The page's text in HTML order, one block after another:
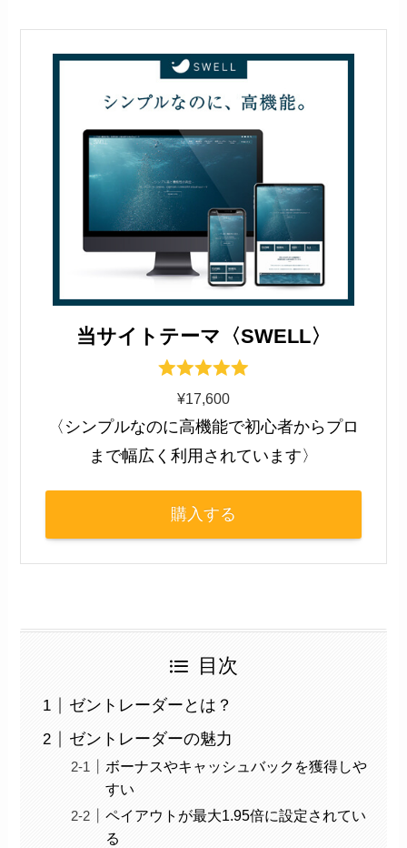
当サイトテーマ〈SWELL〉
¥17,600
〈シンプルなのに高機能で初心者からプロ
まで幅広く利用されています〉
購入する
目次
ゼントレーダーとは？
ゼントレーダーの魅力
ボーナスやキャッシュバックを獲得しや
すい
ペイアウトが最大1.95倍に設定されてい
る